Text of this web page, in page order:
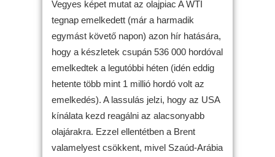
Vegyes képet mutat az olajpiac A WTI
tegnap emelkedett (már a harmadik
egymást követő napon) azon hír hatására,
hogy a készletek csupán 536 000 hordóval
emelkedtek a legutóbbi héten (idén eddig
hetente több mint 1 millió hordó volt az
emelkedés). A lassulás jelzi, hogy az USA
kínálata kezd reagálni az alacsonyabb
olajárakra. Ezzel ellentétben a Brent
valamelyest csökkent, mivel Szaúd-Arábia